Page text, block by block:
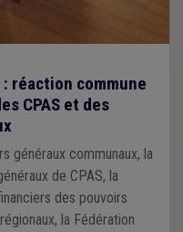
réaction commune
CPAS et des
généraux communaux, la
de CPAS, la
des pouvoirs
la Fédération